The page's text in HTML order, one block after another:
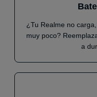
¿Tu Realme no
muy poco?
a